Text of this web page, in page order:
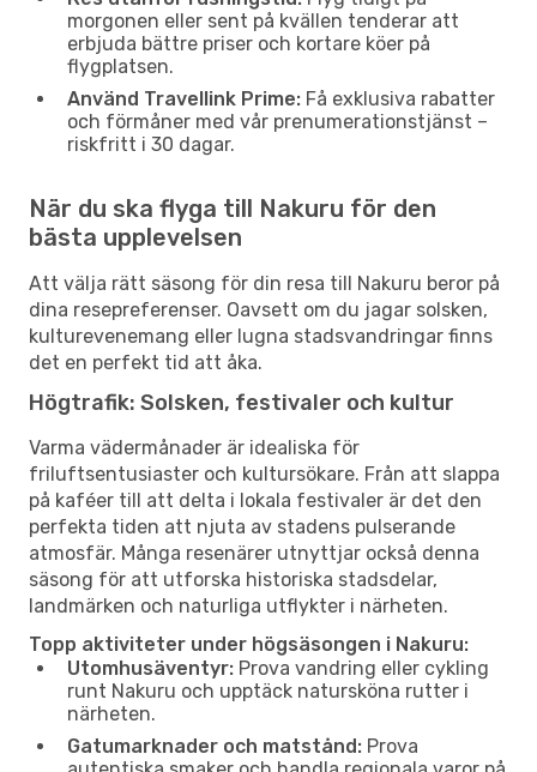
morgonen eller sent på kvällen tenderar att
erbjuda bättre priser och kortare köer på
flygplatsen.
Använd Travellink Prime: Få exklusiva rabatter
och förmåner med vår prenumerationstjänst –
riskfritt i 30 dagar.
När du ska flyga till Nakuru för den
bästa upplevelsen
Att välja rätt säsong för din resa till Nakuru beror på
dina resepreferenser. Oavsett om du jagar solsken,
kulturevenemang eller lugna stadsvandringar finns
det en perfekt tid att åka.
Högtrafik: Solsken, festivaler och kultur
Varma vädermånader är idealiska för
friluftsentusiaster och kultursökare. Från att slappa
på kaféer till att delta i lokala festivaler är det den
perfekta tiden att njuta av stadens pulserande
atmosfär. Många resenärer utnyttjar också denna
säsong för att utforska historiska stadsdelar,
landmärken och naturliga utflykter i närheten.
Topp aktiviteter under högsäsongen i Nakuru:
Utomhusäventyr: Prova vandring eller cykling
runt Nakuru och upptäck natursköna rutter i
närheten.
Gatumarknader och matstånd: Prova